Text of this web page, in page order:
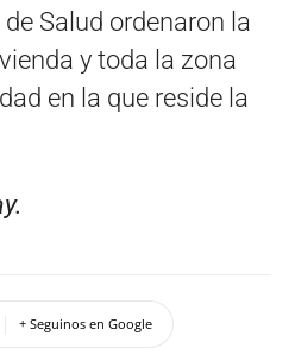
Salud ordenaron la
y toda la zona
en la que reside la
+ Seguinos en Google